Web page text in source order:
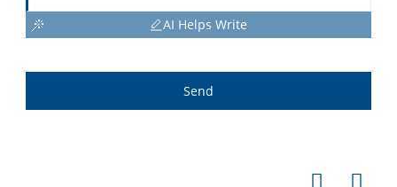
AI Helps Write
Send